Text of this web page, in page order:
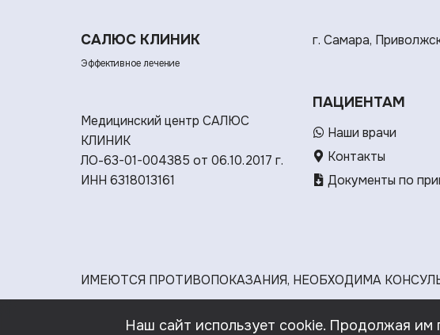
САЛЮС КЛИНИК
Эффективное лечение
Медицинский центр САЛЮС
КЛИНИК
ЛО-63-01-004385 от 06.10.2017 г.
ИНН 6318013161
г. Самара,
ПАЦИЕНТАМ
Наши врачи
Контакты
Документы по
ИМЕЮТСЯ ПРОТИВОПОКАЗАНИЯ, НЕОБХОДИМА
Наш сайт использует cookie. Продолжая им